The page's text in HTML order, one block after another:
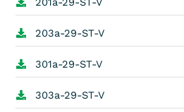
203a-29-ST-V
301a-29-ST-V
303a-29-ST-V